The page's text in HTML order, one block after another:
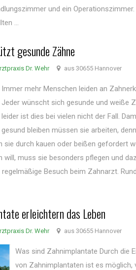
und ein Operationszimmer.
...
gesunde Zähne
Dr. Wehr aus 30655 Hannover
Immer mehr Menschen leiden an
Jeder wünscht sich gesunde und weiße
leider ist dies bei vielen nicht der Fall.
gesund bleiben müssen sie arbeiten,
sie durch kauen oder beißen gefordert
will, muss sie besonders pflegen und
Besuch beim Zahnarzt.
erleichtern das Leben
Dr. Wehr aus 30655 Hannover
Was sind Zahnimplantate Durch die
von Zahnimplantaten ist es möglich,